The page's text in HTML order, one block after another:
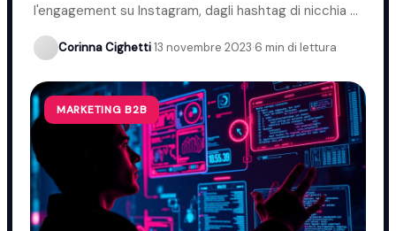
l'engagement su Instagram, dagli hashtag di nicchia ai
Corinna Cighetti·13 novembre 2023·6 min di lettura
MARKETING B2B